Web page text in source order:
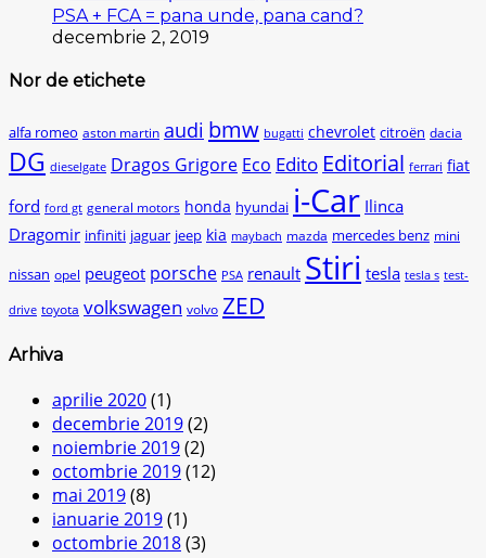
PSA + FCA = pana unde, pana cand?
decembrie 2, 2019
Nor de etichete
alfa romeo aston martin audi bmw bugatti chevrolet citroën dacia
DG dieselgate Dragos Grigore Eco Edito Editorial ferrari fiat
ford ford gt general motors honda hyundai i-Car Ilinca
Dragomir infiniti jaguar jeep kia maybach mazda mercedes benz mini
nissan opel peugeot porsche PSA renault Stiri tesla tesla s test-
drive toyota volkswagen volvo ZED
Arhiva
aprilie 2020(1)
decembrie 2019(2)
noiembrie 2019(2)
octombrie 2019(12)
mai 2019(8)
ianuarie 2019(1)
octombrie 2018(3)